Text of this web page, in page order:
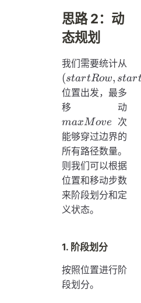
思路 2：动
态规划
我们需要统计从
(startRow,
startColumn)
(startRow, star
位置出发，最多
移动
maxMove 次
能够穿过边界的
所有路径数量。
则我们可以根据
位置和移动步数
来阶段划分和定
义状态。
1. 阶段划分
按照位置进行阶
段划分。